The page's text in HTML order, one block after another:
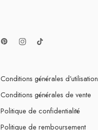
Conditions générales d’utilisation
Conditions générales de vente
Politique de confidentialité
Politique de remboursement